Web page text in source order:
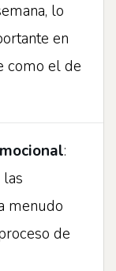
lo
en
como el de
:
menudo
de